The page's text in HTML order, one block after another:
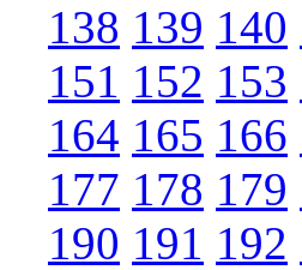
138 139 140
151 152 153
164 165 166
177 178 179
190 191 192